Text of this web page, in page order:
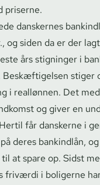
priserne.
danskernes
og siden da er der
års stigninger i
Beskæftigelsen stiger
i reallønnen. Det
og giver en
får danskerne i
deres bankindlån,
at spare op. Sidst
friværdi i boligerne